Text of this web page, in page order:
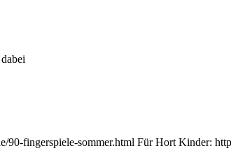
fingerspiele-sommer.html Für Hort Kinder: